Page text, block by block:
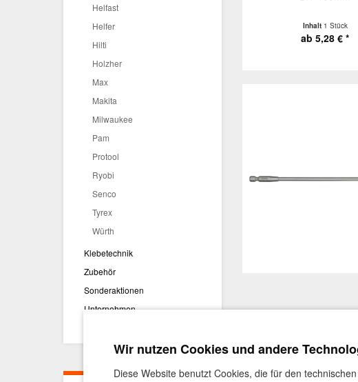
Helfast
Helfer
Hilti
Holzher
Max
Makita
Milwaukee
Pam
Protool
Ryobi
Senco
Tyrex
Würth
Klebetechnik
Zubehör
Sonderaktionen
Unternehmen
Inhalt 1 Stück
ab 5,28 € *
Wir nutzen Cookies und andere
Diese Website benutzt Cookies, die für den